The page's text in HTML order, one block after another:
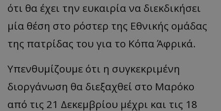
ότι θα έχει την ευκαιρία να διεκδικήσει
μία θέση στο ρόστερ της Εθνικής ομάδας
της πατρίδας του για το Κόπα Άφρικά.
Υπενθυμίζουμε ότι η συγκεκριμένη
διοργάνωση θα διεξαχθεί στο Μαρόκο
από τις 21 Δεκεμβρίου μέχρι και τις 18